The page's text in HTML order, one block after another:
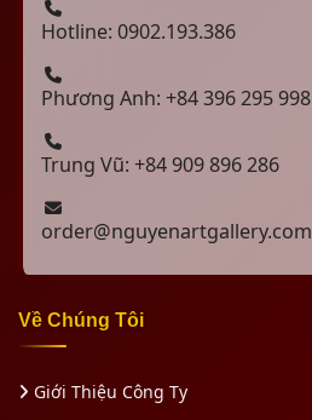
Hotline: 0902.193.386
Phương Anh: +84 396 295 998
Trung Vũ: +84 909 896 286
order@nguyenartgallery.com
Về Chúng Tôi
Giới Thiệu Công Ty